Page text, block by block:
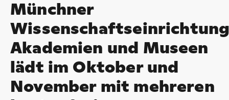
Münchner
Akademien und Museen
lädt im Oktober und
November mit mehreren